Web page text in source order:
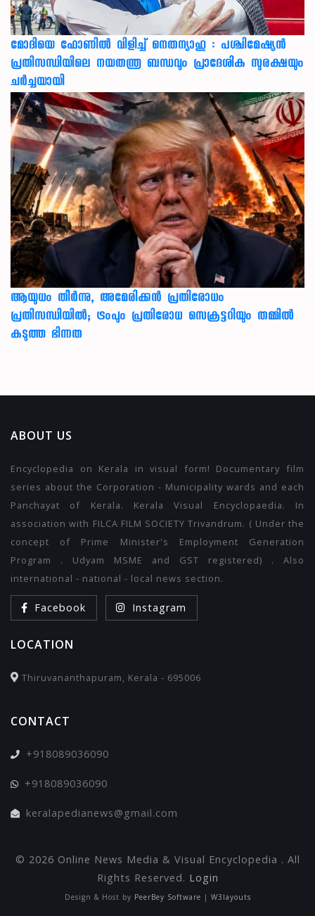
മോദിയെ ഫോണിൽ വിളിച്ച് നെതന്യാഹു : പശ്ചിമേഷ്യൻ
പ്രതിസന്ധിയിലെ നയതന്ത്ര ബന്ധവും പ്രാദേശിക സുരക്ഷയും
ചർച്ചയായി
ആയുധം തീർന്നു, അമേരിക്കൻ പ്രതിരോധം
പ്രതിസന്ധിയിൽ; ട്രംപും പ്രതിരോധ സെക്രട്ടറിയും തമ്മിൽ
കടുത്ത ഭിന്നത
ABOUT US
Encyclopedia on Kerala in visual form! Documentary film
series about the Corporation - Municipality wards and each
Panchayat of Kerala. Kerala Visual Encyclopaedia. In
association with FILCA FILM SOCIETY Trivandrum. ( Under the
concept of Prime Minister's Employment Generation
Program . Udyam MSME and GST registered) . Also
international - national - local news section.
Facebook Instagram
LOCATION
Thiruvananthapuram, Kerala - 695006
CONTACT
+918089036090
+918089036090
keralapedianews@gmail.com
© 2026 Online News Media & Visual Encyclopedia . All
Rights Reserved. Login
Design & Host by PeerBey Software | W3layouts